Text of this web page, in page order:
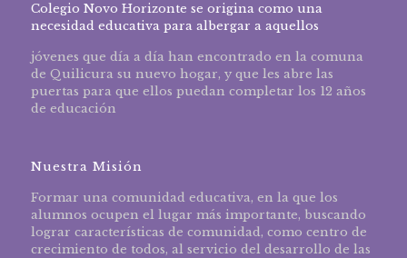
Colegio Novo Horizonte se origina como una
necesidad educativa para albergar a aquellos
jóvenes que día a día han encontrado en la comuna
de Quilicura su nuevo hogar, y que les abre las
puertas para que ellos puedan completar los 12 años
de educación
Nuestra Misión
Formar una comunidad educativa, en la que los
alumnos ocupen el lugar más importante, buscando
lograr características de comunidad, como centro de
crecimiento de todos, al servicio del desarrollo de las